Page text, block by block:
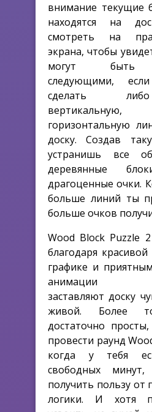
внимание текущие
находятся на
смотреть на
экрана, чтобы
могут быть
следующими,
сделать
горизонтальную
доску. Создав
устранишь все
деревянные
драгоценные очки.
больше линий ты
больше очков
Wood Block Puzzle
благодаря
графике и
анимации
заставляют доску
живой. Более
достаточно
провести раунд
когда у тебя
свободных
получить пользу от
логики. И хотя